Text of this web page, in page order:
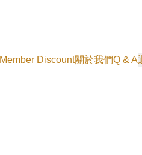
Member Discount關於我們Q & A